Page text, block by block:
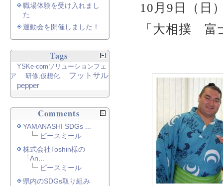
10月9日（日
「大相撲 富
職場体験を受け入れまし
た
運動会を開催しました！
Tags
YSKe-comソリューションフェ
ア
研修,仮想化
フットサル
pepper
Comments
YAMANASHI SDGs ...
ピースミール
株式会社Toshin様の
「An...
ピースミール
県内のSDGs取り組み